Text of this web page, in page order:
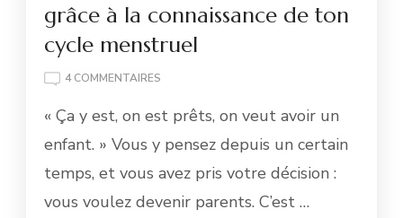
grâce à la connaissance de ton
cycle menstruel
4 COMMENTAIRES
TOMBER
GRÂCE
À
CONNAISSANCE
« Ça y est, on est prêts, on veut avoir un
enfant. » Vous y pensez depuis un certain
temps, et vous avez pris votre décision :
vous voulez devenir parents. C’est …